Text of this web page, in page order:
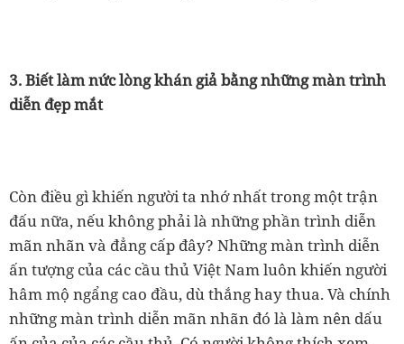
3. Biết làm nức lòng khán giả bằng những màn trình
diễn đẹp mắt
Còn điều gì khiến người ta nhớ nhất trong một trận
đấu nữa, nếu không phải là những phần trình diễn
mãn nhãn và đẳng cấp đây? Những màn trình diễn
ấn tượng của các cầu thủ Việt Nam luôn khiến người
hâm mộ ngẩng cao đầu, dù thắng hay thua. Và chính
những màn trình diễn mãn nhãn đó là làm nên dấu